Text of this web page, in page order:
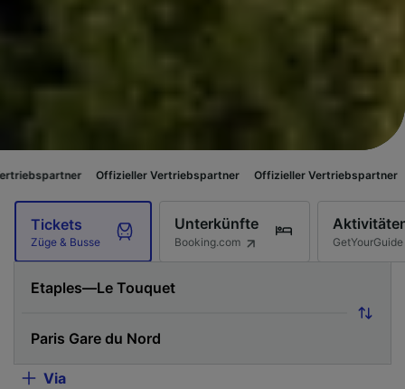
Offizieller Vertriebspartner Offizieller Vertriebspartner Offizieller
Tickets
Züge & Busse
Unterkünfte
Booking.com GetYourGuide
Via